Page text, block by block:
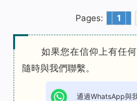
Pages: 1
如果您在信仰上有任
隨時與我們聯繫。
通過WhatsApp與